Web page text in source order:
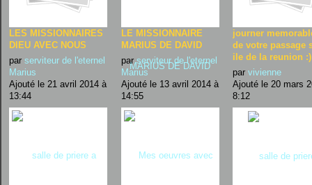
LES MISSIONNAIRES
DIEU AVEC NOUS
parserviteur de l'eternel
Marius
Ajouté le 21 avril 2014 à
13:44
LE MISSIONNAIRE
MARIUS DE DAVID
parserviteur de l'eternel
Marius
Ajouté le 13 avril 2014 à
14:55
journer
de votre passage
ile de la reunion :)
par vivienne
Ajouté le 20 mars
8:12